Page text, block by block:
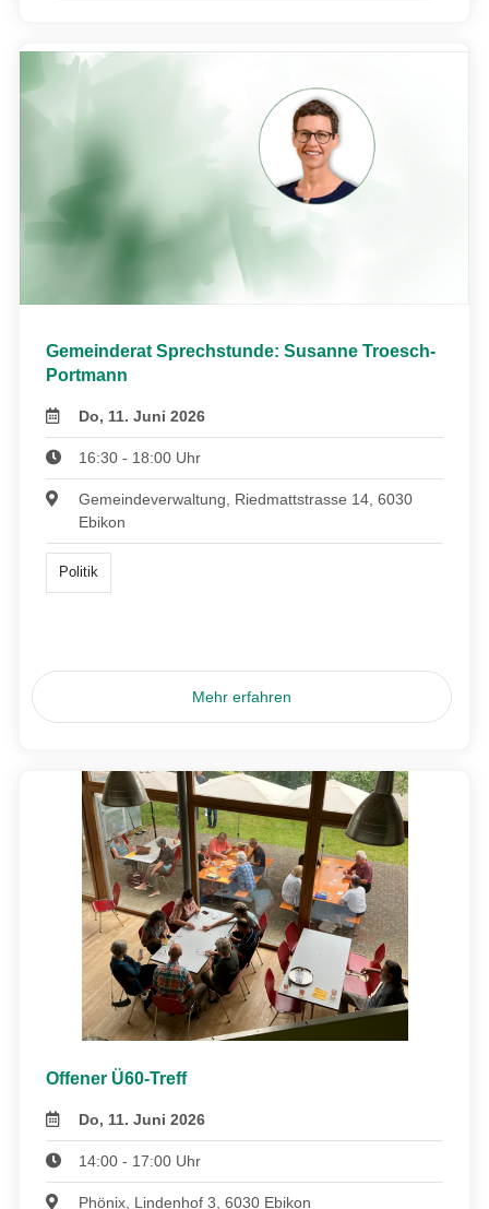
Gemeinderat Sprechstunde: Susanne Troesch-
Portmann
Do, 11. Juni 2026
16:30 - 18:00 Uhr
Gemeindeverwaltung, Riedmattstrasse 14, 6030
Ebikon
Politik
Mehr erfahren
Offener Ü60-Treff
Do, 11. Juni 2026
14:00 - 17:00 Uhr
Phönix, Lindenhof 3, 6030 Ebikon